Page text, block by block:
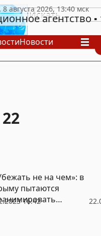
агентство
Новости
16:42
не на чем»: в
пытаются